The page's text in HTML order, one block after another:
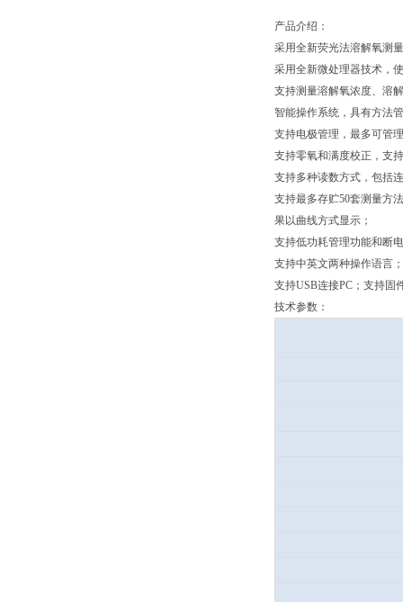
产品介绍：
采用全新荧光法溶解氧测
采用全新微处理器技术，
支持测量溶解氧浓度、溶
智能操作系统，具有方法
支持电极管理，最多可管
支持零氧和满度校正，支
支持多种读数方式，包括
支持最多存贮50套测量方
果以曲线方式显示；
支持低功耗管理功能和断
支持中英文两种操作语言；
支持USB连接PC；支持固
技术参数：